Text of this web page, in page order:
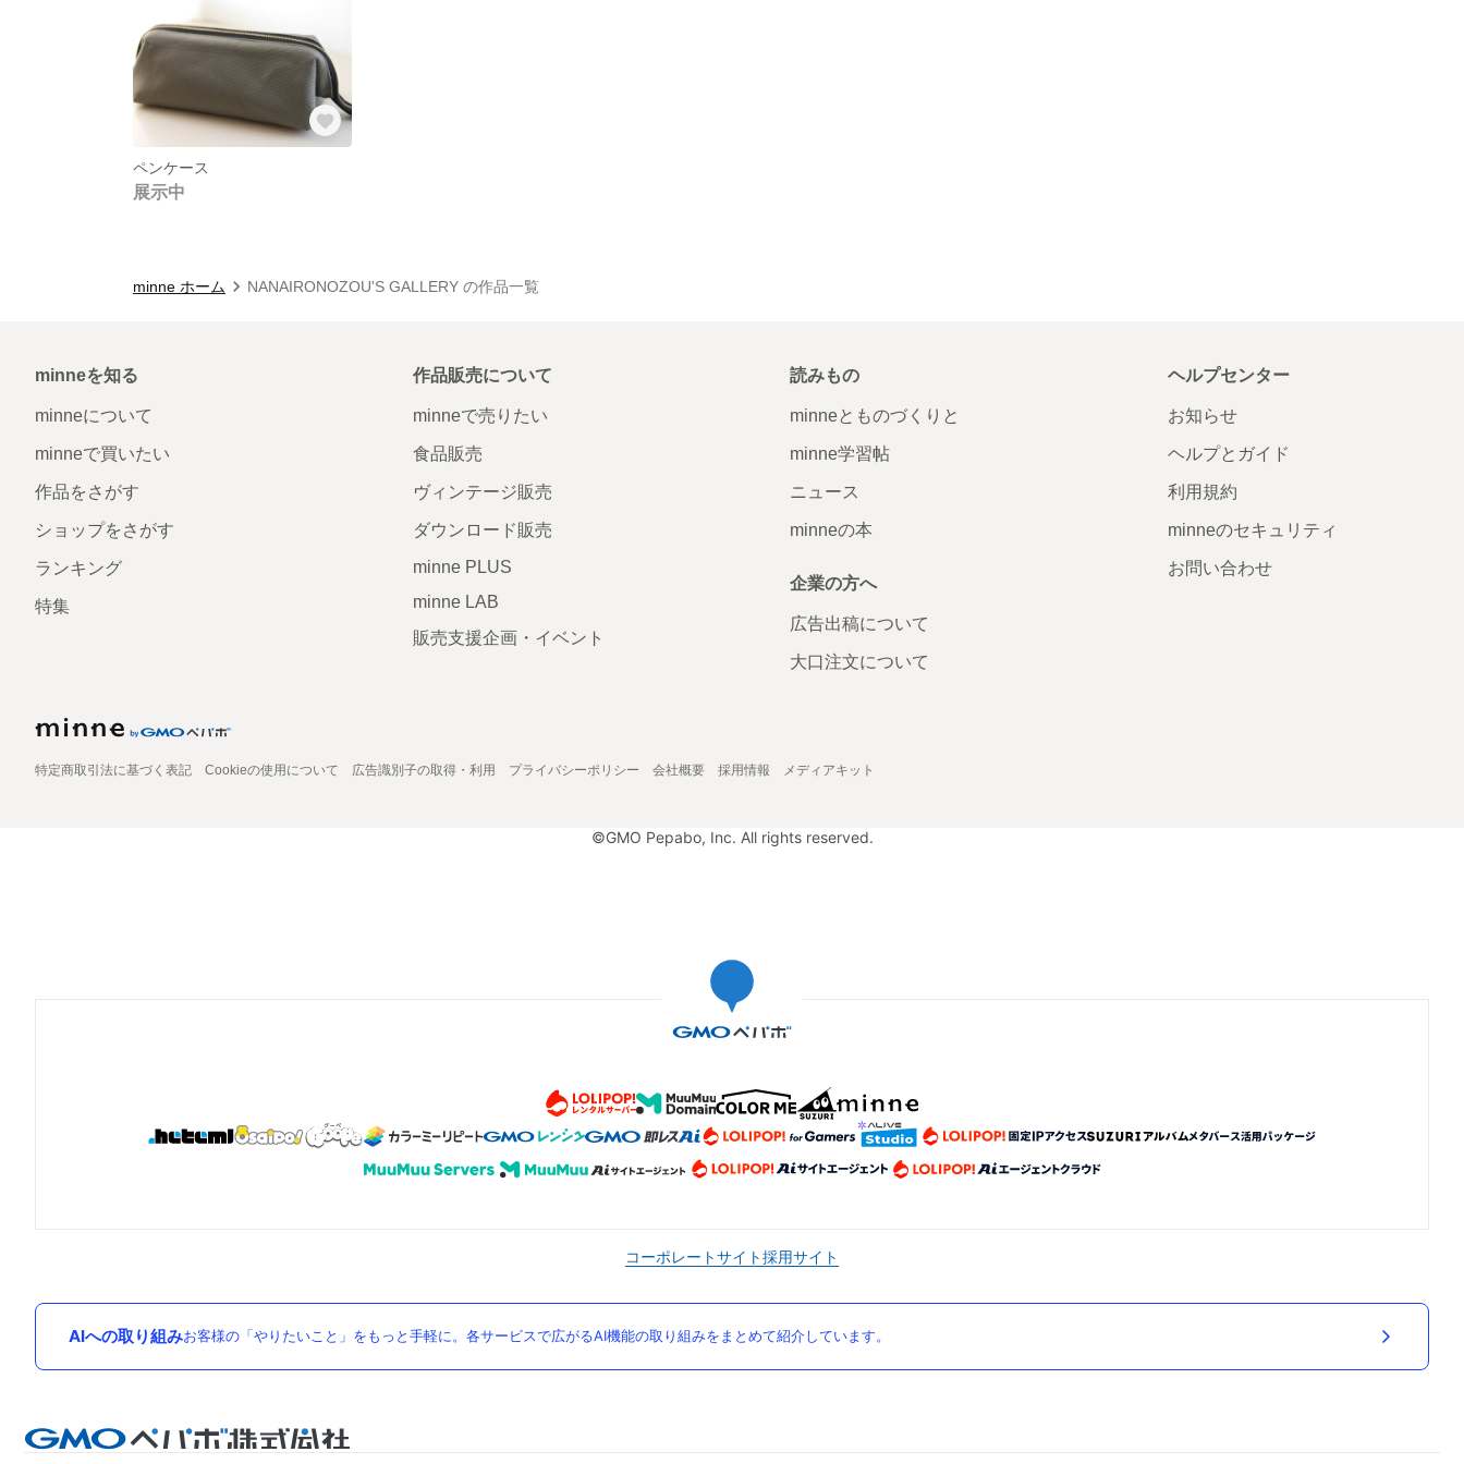
ペンケース
展示中
minne ホーム NANAIRONOZOU'S GALLERY の作品一覧
minneを知る
minneについて
minneで買いたい
作品をさがす
ショップをさがす
ランキング
特集
作品販売について
minneで売りたい
食品販売
ヴィンテージ販売
ダウンロード販売
minne PLUS
minne LAB
販売支援企画・イベント
読みもの
minneとものづくりと
minne学習帖
ニュース
minneの本
企業の方へ
広告出稿について
大口注文について
ヘルプセンター
お知らせ
ヘルプとガイド
利用規約
minneのセキュリティ
お問い合わせ
特定商取引法に基づく表記 Cookieの使用について 広告識別子の取得・利用 プライバシーポリシー 会社概要 採用情報 メディアキット
©GMO Pepabo, Inc. All rights reserved.
コーポレートサイト採用サイト
AIへの取り組みお客様の「やりたいこと」をもっと手軽に。各サービスで広がるAI機能の取り組みをまとめて紹介しています。